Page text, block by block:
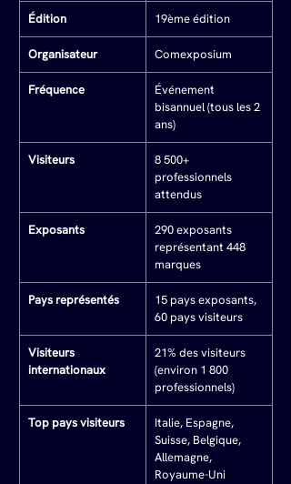
Édition 19ème édition
Organisateur Comexposium
Fréquence
Événement
bisannuel (tous les 2
ans)
Visiteurs
8 500+
professionnels
attendus
Exposants
290 exposants
représentant 448
marques
Pays représentés
15 pays exposants,
60 pays visiteurs
Visiteurs
internationaux
21% des visiteurs
(environ 1 800
professionnels)
Top pays visiteurs
Italie, Espagne,
Suisse, Belgique,
Allemagne,
Royaume-Uni